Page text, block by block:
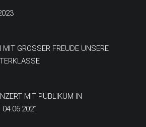
GROSSER FREUDE UNSERE N
MIT PUBLIKUM IN